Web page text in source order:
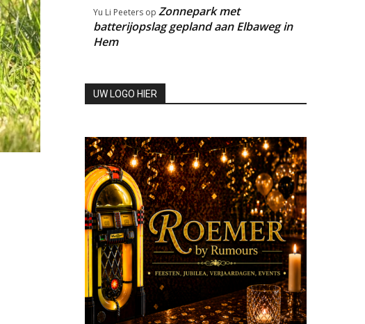
Yu Li Peetersop Zonnepark met
batterijopslag gepland aan Elbaweg in
Hem
UW LOGO HIER